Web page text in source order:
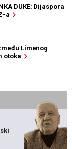
DUKE: Dijaspora
a
Limenog
otoka